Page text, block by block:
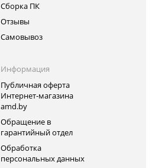
Сборка ПК
Отзывы
Самовывоз
Информация
Публичная оферта
Интернет-магазина
amd.by
Обращение в
гарантийный отдел
Обработка
персональных данных